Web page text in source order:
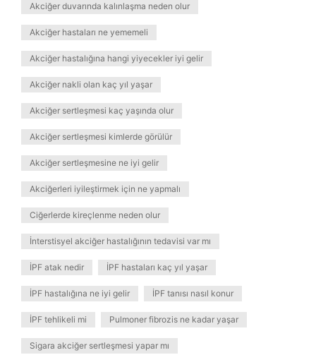
Akciğer duvarında kalınlaşma neden olur
Akciğer hastaları ne yememeli
Akciğer hastalığına hangi yiyecekler iyi gelir
Akciğer nakli olan kaç yıl yaşar
Akciğer sertleşmesi kaç yaşında olur
Akciğer sertleşmesi kimlerde görülür
Akciğer sertleşmesine ne iyi gelir
Akciğerleri iyileştirmek için ne yapmalı
Ciğerlerde kireçlenme neden olur
İnterstisyel akciğer hastalığının tedavisi var mı
İPF atak nedir İPF hastaları kaç yıl yaşar
İPF hastalığına ne iyi gelir İPF tanısı nasıl konur
İPF tehlikeli mi Pulmoner fibrozis ne kadar yaşar
Sigara akciğer sertleşmesi yapar mı